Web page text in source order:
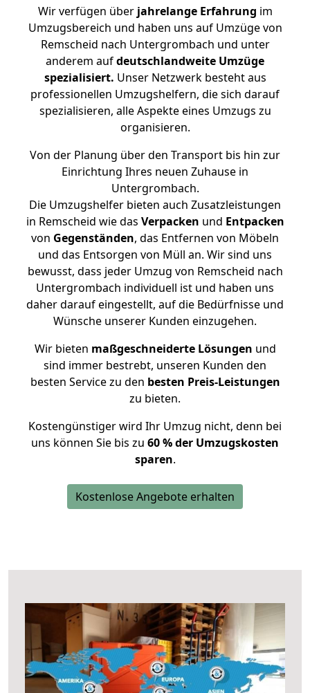
Wir verfügen überjahrelange Erfahrung im
Umzugsbereich und haben uns auf Umzüge von
Remscheid nach Untergrombach und unter
anderem aufdeutschlandweite Umzüge
spezialisiert. Unser Netzwerk besteht aus
professionellen Umzugshelfern, die sich darauf
spezialisieren, alle Aspekte eines Umzugs zu
organisieren.
Von der Planung über den Transport bis hin zur
Einrichtung Ihres neuen Zuhause in
Untergrombach.
Die Umzugshelfer bieten auch Zusatzleistungen
in Remscheid wie das Verpacken und Entpacken
von Gegenständen, das Entfernen von Möbeln
und das Entsorgen von Müll an. Wir sind uns
bewusst, dass jeder Umzug von Remscheid nach
Untergrombach individuell ist und haben uns
daher darauf eingestellt, auf die Bedürfnisse und
Wünsche unserer Kunden einzugehen.
Wir bieten maßgeschneiderte Lösungen und
sind immer bestrebt, unseren Kunden den
besten Service zu den besten Preis-Leistungen
zu bieten.
Kostengünstiger wird Ihr Umzug nicht, denn bei
uns können Sie bis zu 60 % der Umzugskosten
sparen.
Kostenlose Angebote erhalten